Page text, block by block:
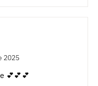
2025
💕💕💕